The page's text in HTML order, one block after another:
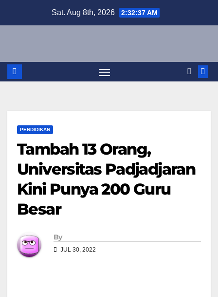
Sat. Aug 8th, 2026 2:32:38 AM
PENDIDIKAN
Tambah 13 Orang,
Universitas Padjadjaran
Kini Punya 200 Guru
Besar
By
JUL 30, 2022